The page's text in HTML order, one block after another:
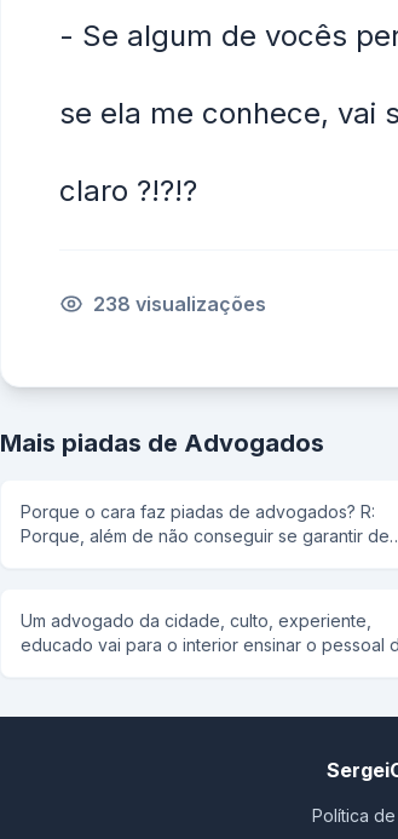
- Se algum de vocês
se ela me conhece, vai
claro ?!?!?
238 visualizações
Mais piadas de Advogados
Porque o cara faz piadas de advogados? R:
Porque, além de não conseguir se garantir de
Um advogado da cidade, culto, experiente,
educado vai para o interior ensinar o pessoal
aquela feijoada que só interirano sabe fazer. Ao
Então ele viu uns quadros e para desfarçar foi
soltou . - Fido , gritou a mulher - Ufa! A mulher
Política